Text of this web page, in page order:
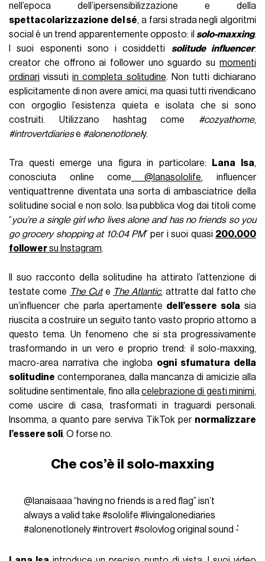
nell’epoca dell’ipersensibilizzazione e della
spettacolarizzazione del sé, a farsi strada negli algoritmi
social è un trend apparentemente opposto: il solo-maxxing.
I suoi esponenti sono i cosiddetti solitude influencer:
creator che offrono ai follower uno sguardo su momenti
ordinari vissutiin completa solitudine. Non tutti dichiarano
esplicitamente di non avere amici, ma quasi tutti rivendicano
con orgoglio l’esistenza quieta e isolata che si sono
costruiti. Utilizzano hashtag come #cozyathome,
#introvertdiariese #alonenotlonely.
Tra questi emerge una figura in particolare: Lana Isa,
conosciuta online come @lanasololife, influencer
ventiquattrenne diventata una sorta di ambasciatrice della
solitudine social e non solo. Isa pubblica vlog dai titoli come
“you’re a single girl who lives alone and has no friends so you
go grocery shopping at 10:04 PM” per i suoi quasi 200.000
followersu Instagram.
Il suo racconto della solitudine ha attirato l’attenzione di
testate come The Cute The Atlantic, attratte dal fatto che
un’influencer che parla apertamente dell’essere sola sia
riuscita a costruire un seguito tanto vasto proprio attorno a
questo tema. Un fenomeno che si sta progressivamente
trasformando in un vero e proprio trend: il solo-maxxing,
macro-area narrativa che ingloba ogni sfumatura della
solitudine contemporanea, dalla mancanza di amicizie alla
solitudine sentimentale, fino allacelebrazione di gesti minimi,
come uscire di casa, trasformati in traguardi personali.
Insomma, a quanto pare serviva TikTok per normalizzare
l’essere soli. O forse no.
Che cos’è il solo-maxxing
@lanaisaaa“having no friends is a red flag” isn’t
always a valid take #sololife #livingalonediaries
#alonenotlonely#introvert #solovlog original sound - ່